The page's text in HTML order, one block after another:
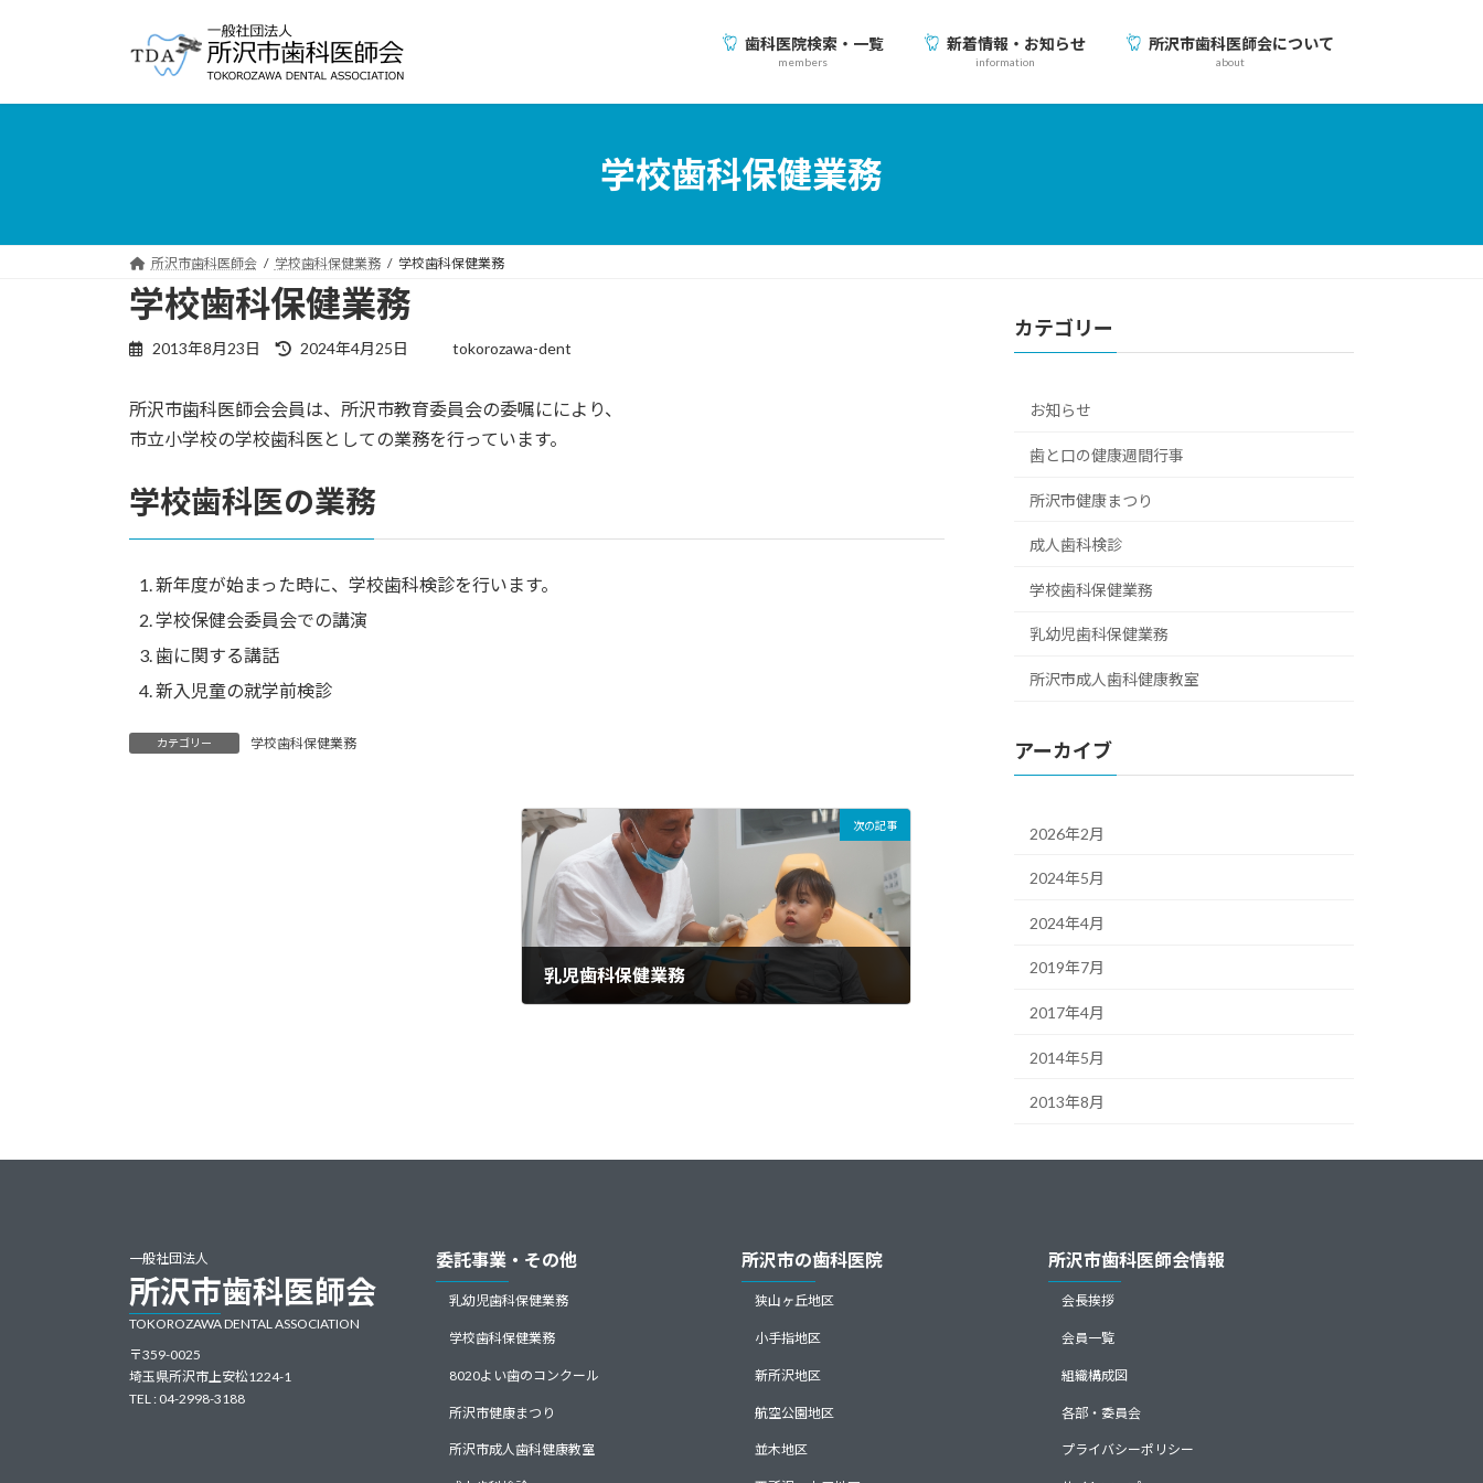
プ
動
歯科医院検索・一覧
members
新着情報・お知らせ
information
所沢市歯科医師会について
about
学校歯科保健業務
所沢市歯科医師会 学校歯科保健業務 学校歯科保健業務
学校歯科保健業務
2013年8月23日
最
新
日
2024年4月25日 tokorozawa-dent
所沢市歯科医師会会員は、所沢市教育委員会の委嘱ににより、
市立小学校の学校歯科医としての業務を行っています。
学校歯科医の業務
新年度が始まった時に、学校歯科検診を行います。
学校保健会委員会での講演
歯に関する講話
新入児童の就学前検診
カテゴリー 学校歯科保健業務
次の記事
乳児歯科保健業務
カテゴリー
お知らせ
歯と口の健康週間行事
所沢市健康まつり
成人歯科検診
学校歯科保健業務
乳幼児歯科保健業務
所沢市成人歯科健康教室
アーカイブ
2026年2月
2024年5月
2024年4月
2019年7月
2017年4月
2014年5月
2013年8月
一般社団法人
所沢市歯科医師会
TOKOROZAWA DENTAL ASSOCIATION
〒359-0025
埼玉県所沢市上安松1224-1
TEL : 04-2998-3188
委託事業・その他
乳幼児歯科保健業務
学校歯科保健業務
8020よい歯のコンクール
所沢市健康まつり
所沢市成人歯科健康教室
所沢市の歯科医院
狭山ヶ丘地区
小手指地区
新所沢地区
航空公園地区
並木地区
所沢市歯科医師会情報
会長挨拶
会員一覧
組織構成図
各部・委員会
プライバシーポリシー